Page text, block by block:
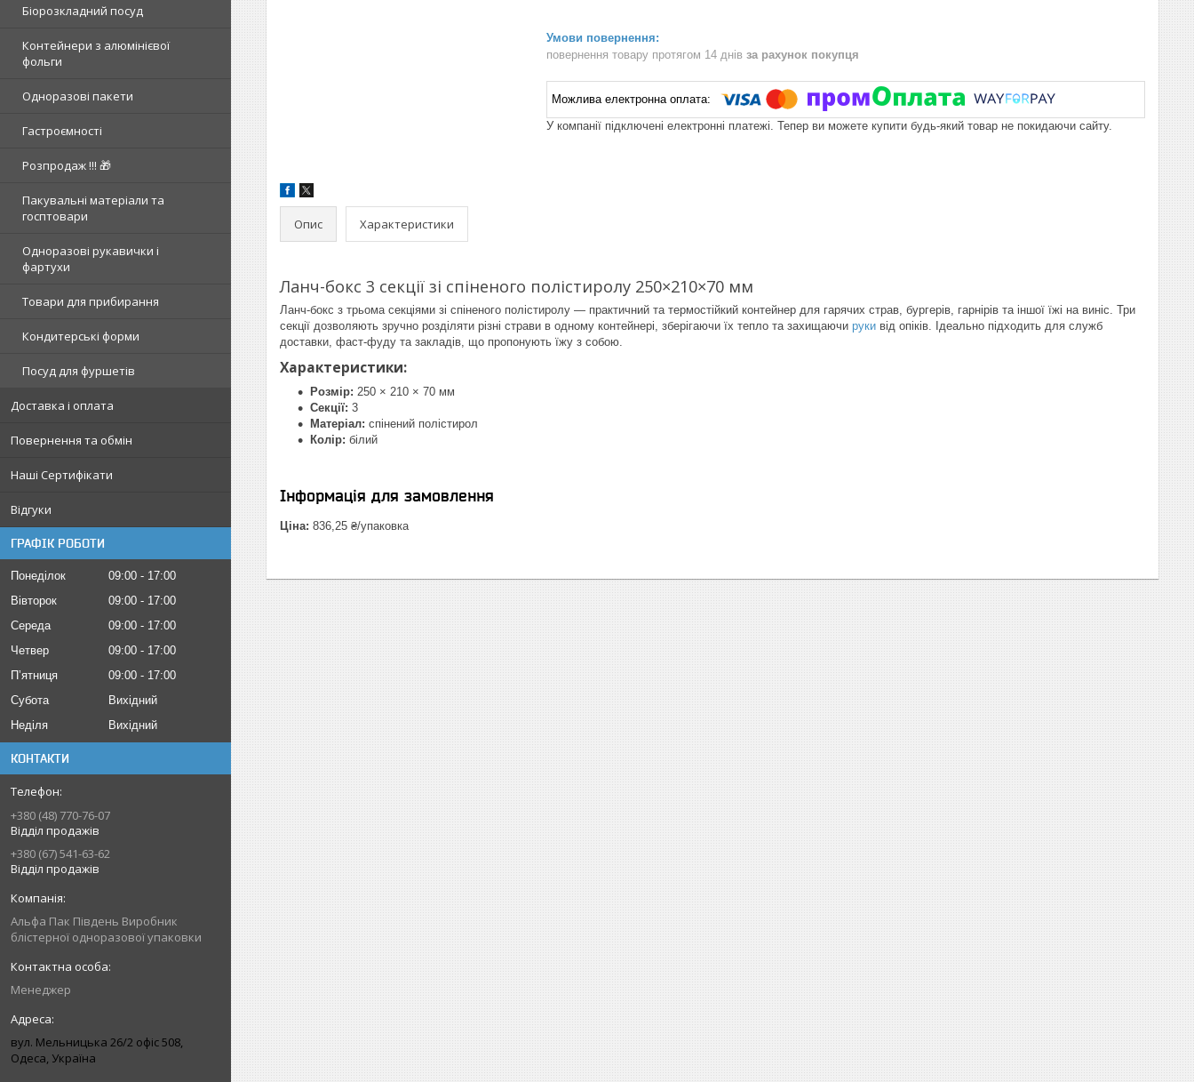
Біорозкладний посуд
Контейнери з алюмінієвої
фольги
Одноразові пакети
Гастроємності
Розпродаж !!! 🎁
Пакувальні матеріали та
госптовари
Одноразові рукавички і
фартухи
Товари для прибирання
Кондитерські форми
Посуд для фуршетів
Доставка і оплата
Повернення та обмін
Наші Сертифікати
Відгуки
ГРАФІК РОБОТИ
Понеділок 09:00
17:00
Вівторок
09:00
17:00
Середа
09:00
17:00
Четвер
09:00
17:00
Пʼятниця
09:00
17:00
Субота
Вихідний
Неділя
Вихідний
КОНТАКТИ
+380 (48) 770-76-07
Відділ продажів
+380 (67) 541-63-62
Відділ продажів
Альфа Пак Південь Виробник
блістерної одноразової упаковки
Менеджер
вул. Мельницька 26/2 офіс 508,
Одеса, Україна
повернення товару протягом 14 днів за рахунок покупця
У компанії підключені електронні платежі. Тепер ви можете купити будь-який товар не покидаючи сайту.
Опис Характеристики
Ланч-бокс 3 секції зі спіненого полістиролу 250×210×70 мм
Ланч-бокс з трьома секціями зі спіненого полістиролу — практичний та термостійкий контейнер для гарячих страв, бургерів, гарнірів та іншої їжі на виніс. Три
секції дозволяють зручно розділяти різні страви в одному контейнері, зберігаючи їх тепло та захищаючи руки від опіків. Ідеально підходить для служб
доставки, фаст-фуду та закладів, що пропонують їжу з собою.
Характеристики:
Розмір: 250 × 210 × 70 мм
Секції: 3
Матеріал: спінений полістирол
Колір: білий
Інформація для замовлення
Ціна: 836,25 ₴/упаковка